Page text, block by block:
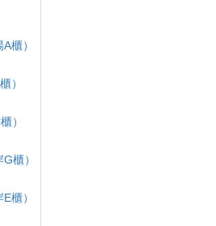
櫃）
）
）
櫃）
櫃）